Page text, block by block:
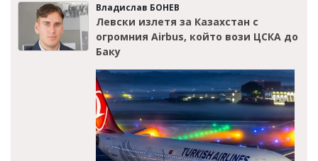
Владислав БОНЕВ
Левски излетя за Казахстан с
огромния Airbus, който вози ЦСКА до
Баку